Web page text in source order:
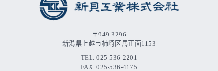
〒949-3296
新潟県上越市柿崎区馬正面1153
TEL. 025-536-2201
FAX. 025-536-4175